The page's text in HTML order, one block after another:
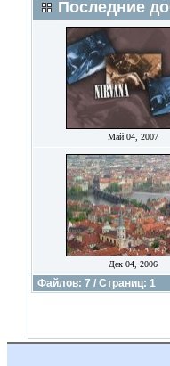
Последние
Май 04, 2007
Дек 04, 2006
Файлов: 7 / Страниц: 1